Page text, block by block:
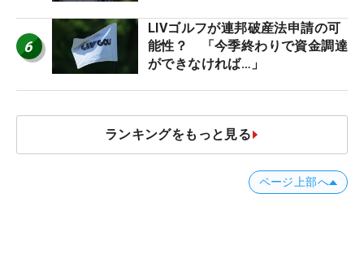
6
LIVゴルフが連邦破産法申請の可
能性？ 「今季終わりで資金調達
ができなければ…」
ランキングをもっと見る
ページ上部へ